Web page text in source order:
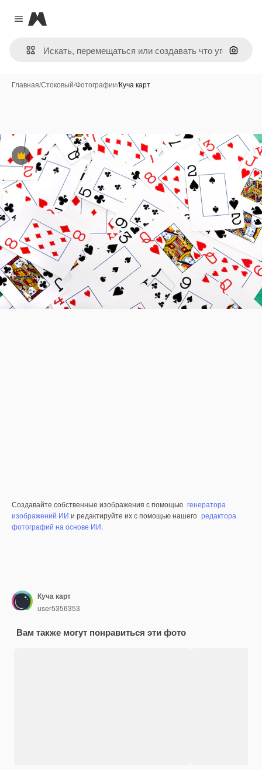
Close menu
Magnific
Поиск
Главная/Стоковый/Фотографии/Куча карт
Премиум
Создавайте собственные изображения с помощью генератора
изображений ИИ и редактируйте их с помощью нашего редактора
фотографий на основе ИИ.
Куча карт
user5356353
Вам также могут понравиться эти фото